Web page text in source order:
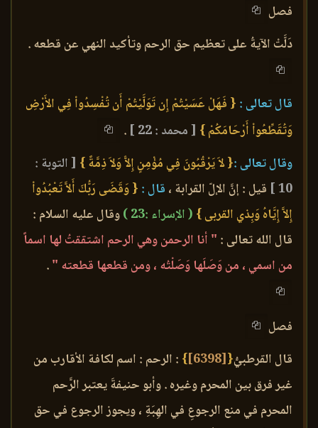
فصل
دَلَّتْ الآيةُ على تعظيم حق الرحم وتأكيد النهي عن قطعه .
قال تعالى : { فَهَلْ عَسَيْتُمْ إِن تَوَلَّيْتُمْ أَن تُفْسِدُواْ فِي الأَرْضِ
وَتُقَطِّعُواْ أَرْحَامَكُمْ } [ محمد : 22 ]
.
وقال تعالى :{ لاَ يَرْقُبُونَ فِي مُؤْمِنٍ إِلاًّ وَلاَ ذِمَّةً } [ التوبة :
10 ] قيل : إنَّ الإلّ القرابة ، قال : { وَقَضَى رَبُّكَ أَلاَّ تَعْبُدُواْ
إِلاَّ إِيَّاهُ وَبِذي القربى } ( الإسراء :23 )
وقال عليه السلام :
قال الله تعالى : " أنا الرحمن وهي الرحم اشتققتُ لها اسماً
من اسمي ، من وَصَلَها وَصَلْتُه ، ومن قطعها قطعته ".
فصل
قال القرطبيُّ{
[6398]
} : الرحم : اسم لكافة الأقارب من
غير فرق بين المحرم وغيره . وأبو حنيفةَ يعتبر الرَّحم
المحرم في منع الرجوعِ في الهِبَةِ ، ويجوز الرجوع في حق